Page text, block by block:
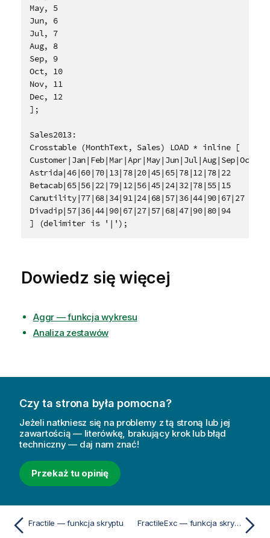
May, 5
Jun, 6
Jul, 7
Aug, 8
Sep, 9
Oct, 10
Nov, 11
Dec, 12
];
Sales2013:
Crosstable (MonthText, Sales) LOAD * inline [
Astrida|46|60|70|13|78|20|45|65|78|12|78|22
Betacab|65|56|22|79|12|56|45|24|32|78|55|15
Canutility|77|68|34|91|24|68|57|36|44|90|67|27
Divadip|57|36|44|90|67|27|57|68|47|90|80|94
Dowiedz się więcej
Aggr — funkcja wykresu
Analiza zestawów
Czy ta strona była pomocna?
Jeżeli natkniesz się na problemy z tą stroną lub jej
zawartością — literówkę, brakujący krok lub błąd
techniczny — daj nam znać!
Przekaż tu opinię
Fractile — funkcja skryptu FractileExc — funkcja skryptu